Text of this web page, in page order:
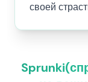
своей